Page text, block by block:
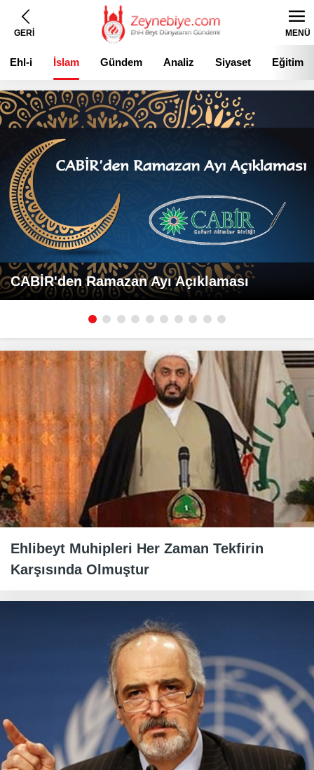
GERİ MENÜ
Ehl-i
Beyt
İslam Gündem Analiz Siyaset Eğitim
CABİR'den Ramazan Ayı Açıklaması
Ehlibeyt Muhipleri Her Zaman Tekfirin
Karşısında Olmuştur